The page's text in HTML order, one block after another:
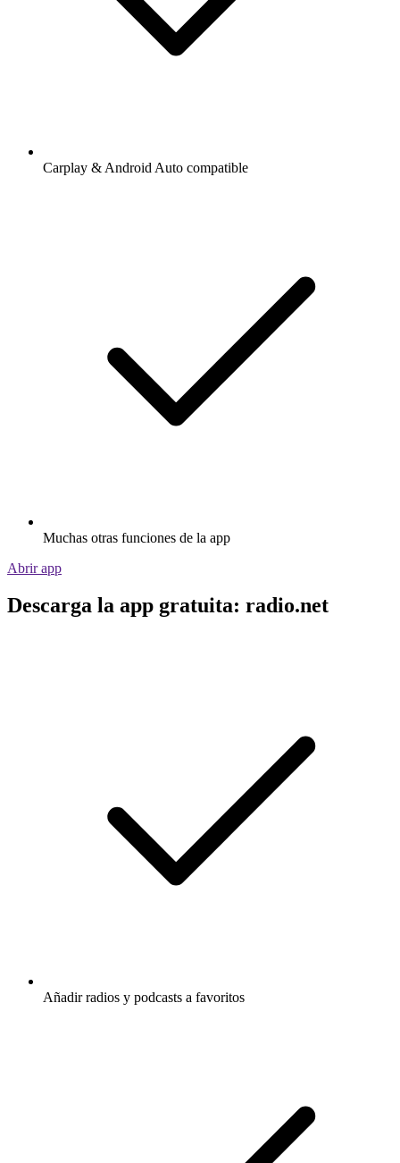
Carplay & Android Auto compatible
Muchas otras funciones de la app
Abrir app
Descarga la app gratuita: radio.net
Añadir radios y podcasts a favoritos